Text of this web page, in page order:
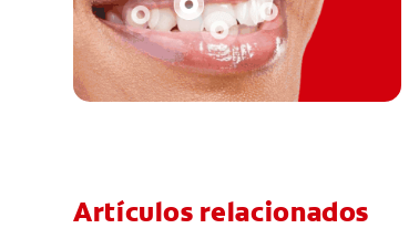
Artículos relacionados